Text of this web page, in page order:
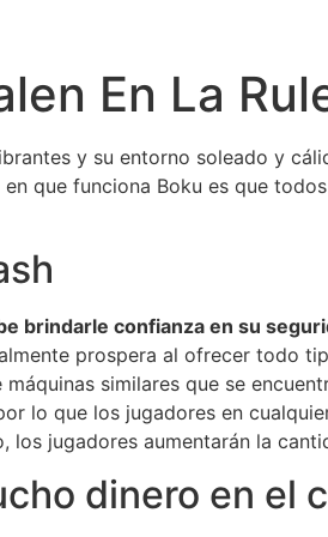
En La
y su entorno soleado y
que funciona Boku es que
brindarle confianza en su
prospera al ofrecer todo
similares que se
lo que los jugadores en
los jugadores aumentarán la
dinero en el